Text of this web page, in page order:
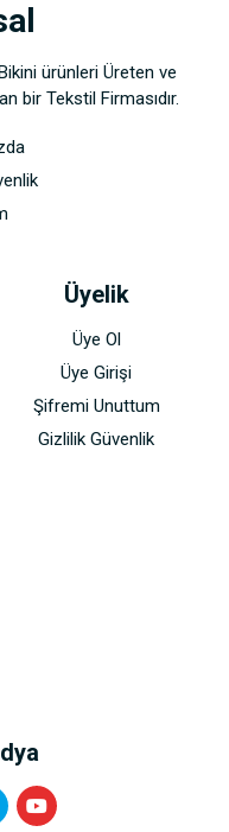
ürünleri Üreten ve
bir Tekstil Firmasıdır.
Üyelik
Üye Ol
Üye Girişi
Şifremi Unuttum
Gizlilik Güvenlik